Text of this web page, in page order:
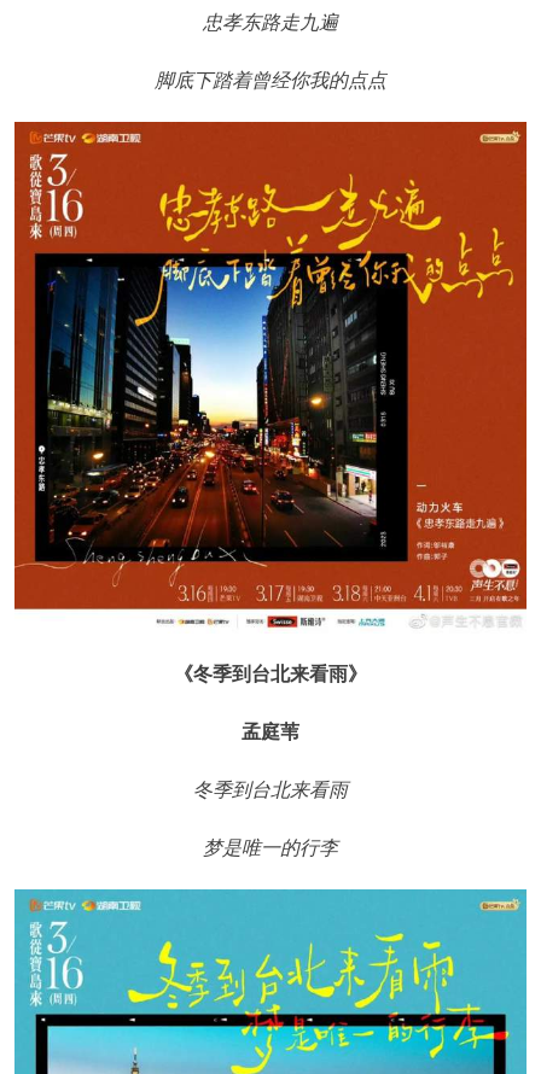
忠孝东路走九遍
脚底下踏着曾经你我的点点
《冬季到台北来看雨》
孟庭苇
冬季到台北来看雨
梦是唯一的行李